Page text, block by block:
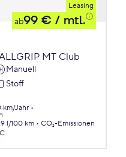
Leasing
ab99 € / mtl.
MT Club
Manuell
Stoff
km/Jahr
l/100 km
CO₂-Emissionen
C